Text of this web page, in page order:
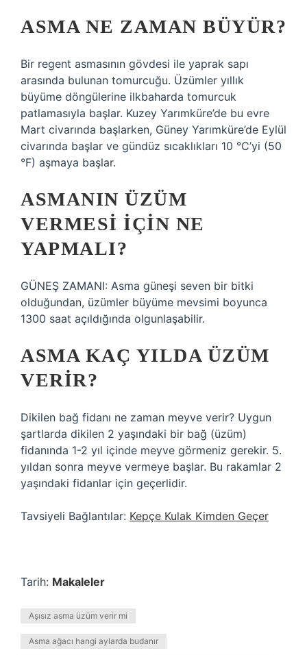
ASMA NE ZAMAN BÜYÜR?
Bir regent asmasının gövdesi ile yaprak sapı
arasında bulunan tomurcuğu. Üzümler yıllık
büyüme döngülerine ilkbaharda tomurcuk
patlamasıyla başlar. Kuzey Yarımküre’de bu evre
Mart civarında başlarken, Güney Yarımküre’de Eylül
civarında başlar ve gündüz sıcaklıkları 10 °C’yi (50
°F) aşmaya başlar.
ASMANIN ÜZÜM
VERMESI IÇIN NE
YAPMALI?
GÜNEŞ ZAMANI: Asma güneşi seven bir bitki
olduğundan, üzümler büyüme mevsimi boyunca
1300 saat açıldığında olgunlaşabilir.
ASMA KAÇ YILDA ÜZÜM
VERIR?
Dikilen bağ fidanı ne zaman meyve verir? Uygun
şartlarda dikilen 2 yaşındaki bir bağ (üzüm)
fidanında 1-2 yıl içinde meyve görmeniz gerekir. 5.
yıldan sonra meyve vermeye başlar. Bu rakamlar 2
yaşındaki fidanlar için geçerlidir.
Tavsiyeli Bağlantılar: Kepçe Kulak Kimden Geçer
Tarih: Makaleler
Aşısız asma üzüm verir mi
Asma ağacı hangi aylarda budanır